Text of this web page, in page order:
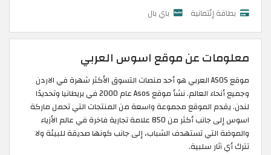
بطاقة إئتمانية باي بال
معلومات عن موقع اسوس العربي
موقع ASOS العربي هو أحد منصات التسوق الأكثر شهرة في الاردن
وجميع أنحاء العالم. نشأ موقع Asos عام 2000 في بريطانيا وتحديدًا
لندن. يقدم الموقع مجموعة واسعة من المنتجات التي تحمل ماركة
اسوس إلى جانب أكثر من 850 علامة تجارية فاخرة في عالم الأزياء
والموضة التي تستهدف الشباب، إلى جانب كونها صديقة للبيئة ولا
تترك أي آثار سلبية.